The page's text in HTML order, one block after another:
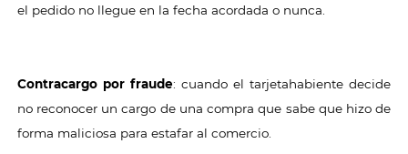
el pedido no llegue en la fecha acordada o nunca.
Contracargo por fraude: cuando el tarjetahabiente decide
no reconocer un cargo de una compra que sabe que hizo de
forma maliciosa para estafar al comercio.